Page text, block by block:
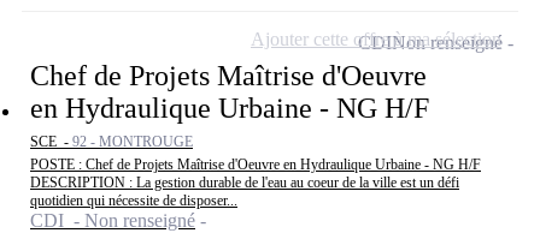
Chef de Projets Maîtrise d'Oeuvre
en Hydraulique Urbaine - NG H/F
SCE - 92 - MONTROUGE
POSTE : Chef de Projets Maîtrise d'Oeuvre en Hydraulique Urbaine - NG H/F
DESCRIPTION : La gestion durable de l'eau au coeur de la ville est un défi
quotidien qui nécessite de disposer...
CDI - Non renseigné
CDINon renseigné
Ajouter cette offre à ma sélection